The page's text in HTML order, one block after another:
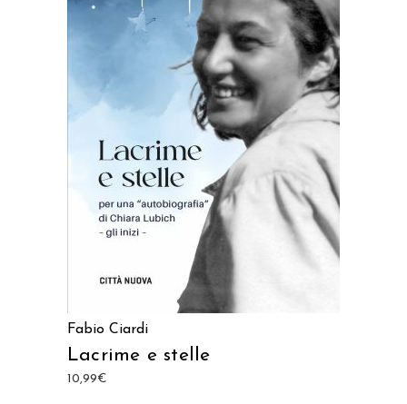
AGGIUNGI AL CARRELLO
Fabio Ciardi
Lacrime e stelle
10,99€